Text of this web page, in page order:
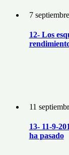
7
12- Los
11
13- 11-9-
ha pasado